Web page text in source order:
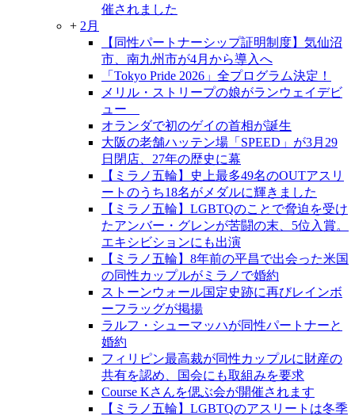
催されました
+ 2月
【同性パートナーシップ証明制度】気仙沼
市、南九州市が4月から導入へ
「Tokyo Pride 2026」全プログラム決定！
メリル・ストリープの娘がランウェイデビ
ュー
オランダで初のゲイの首相が誕生
大阪の老舗ハッテン場「SPEED」が3月29
日閉店、27年の歴史に幕
【ミラノ五輪】史上最多49名のOUTアスリ
ートのうち18名がメダルに輝きました
【ミラノ五輪】LGBTQのことで脅迫を受け
たアンバー・グレンが苦闘の末、5位入賞。
エキシビションにも出演
【ミラノ五輪】8年前の平昌で出会った米国
の同性カップルがミラノで婚約
ストーンウォール国定史跡に再びレインボ
ーフラッグが掲揚
ラルフ・シューマッハが同性パートナーと
婚約
フィリピン最高裁が同性カップルに財産の
共有を認め、国会にも取組みを要求
Course Kさんを偲ぶ会が開催されます
【ミラノ五輪】LGBTQのアスリートは冬季